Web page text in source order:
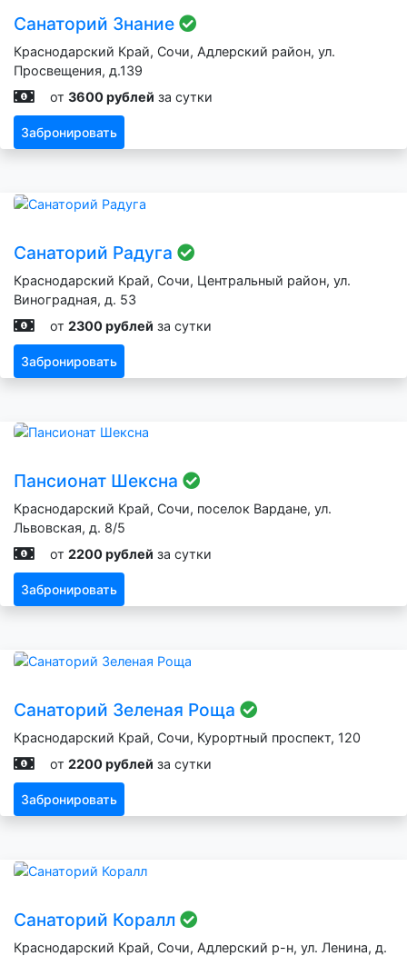
Санаторий Знание
Краснодарский Край, Сочи, Адлерский район, ул.
Просвещения, д.139
от 3600 рублей за сутки
Забронировать
Санаторий Радуга
Краснодарский Край, Сочи, Центральный район, ул.
Виноградная, д. 53
от 2300 рублей за сутки
Забронировать
Пансионат Шексна
Краснодарский Край, Сочи, поселок Вардане, ул.
Львовская, д. 8/5
от 2200 рублей за сутки
Забронировать
Санаторий Зеленая Роща
Краснодарский Край, Сочи, Курортный проспект, 120
от 2200 рублей за сутки
Забронировать
Санаторий Коралл
Краснодарский Край, Сочи, Адлерский р-н, ул. Ленина, д.